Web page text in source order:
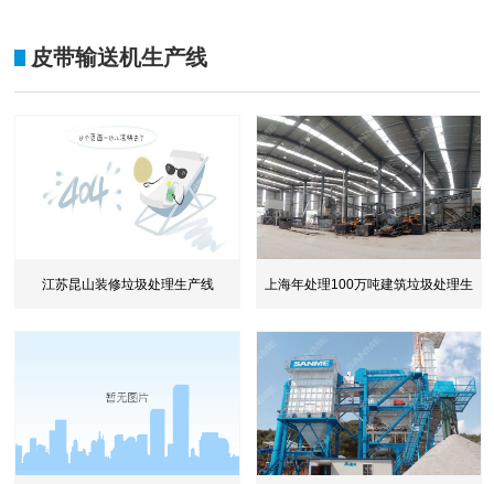
皮带输送机生产线
江苏昆山装修垃圾处理生产线 上海年处理100万吨建筑垃圾处理生